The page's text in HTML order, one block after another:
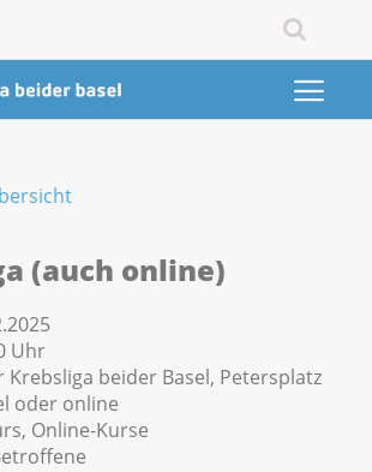
(auch online)
Uhr
Krebsliga beider Basel, Petersplatz
oder online
Online-Kurse